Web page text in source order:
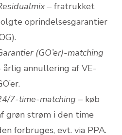
– fratrukket
oprindelsesgarantier
(GO’er)-matching
årlig annullering af VE-
7-time-matching – køb
grøn strøm i den time
forbruges, evt. via PPA.